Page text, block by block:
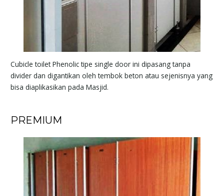
Cubicle toilet Phenolic tipe single door ini dipasang tanpa
divider dan digantikan oleh tembok beton atau sejenisnya yang
bisa diaplikasikan pada Masjid.
PREMIUM